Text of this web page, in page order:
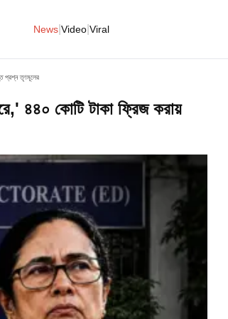
News Video Viral
প্রশ্ন তৃণমূলের
৪৪০ কোটি টাকা ফ্রিজ করায়